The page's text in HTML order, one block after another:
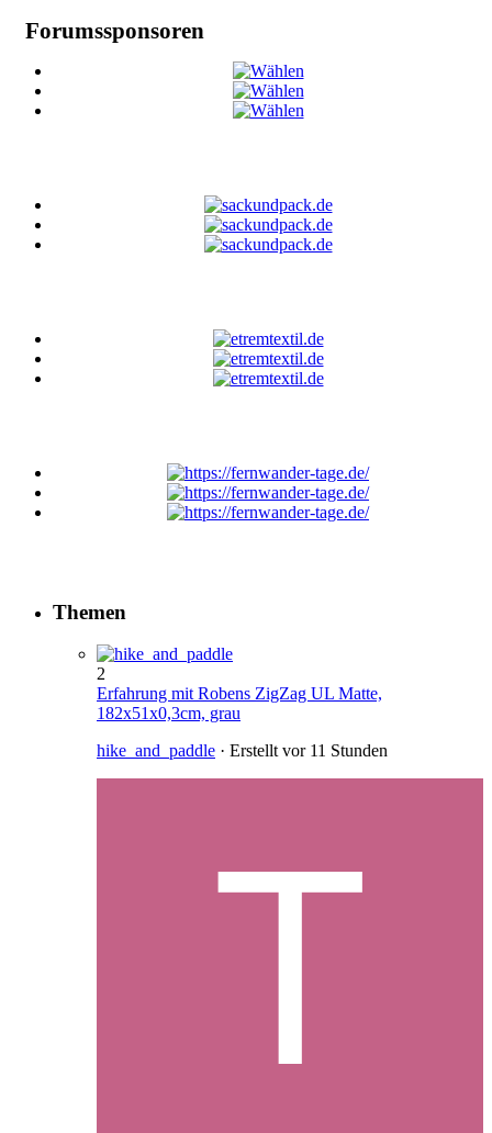
Forumssponsoren
Themen
2
Erfahrung mit Robens ZigZag UL Matte,
182x51x0,3cm, grau
hike_and_paddle · Erstelltvor 11 Stunden